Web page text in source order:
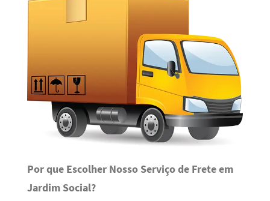
Por que Escolher Nosso Serviço de Frete em
Jardim Social?